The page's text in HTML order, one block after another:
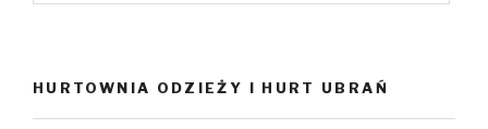
HURTOWNIA ODZIEŻY I HURT UBRAŃ